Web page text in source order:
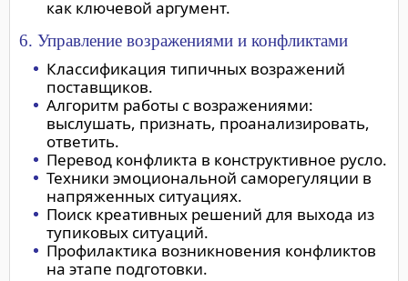
как ключевой аргумент.
6. Управление возражениями и конфликтами
Классификация типичных возражений
поставщиков.
Алгоритм работы с возражениями:
выслушать, признать, проанализировать,
ответить.
Перевод конфликта в конструктивное русло.
Техники эмоциональной саморегуляции в
напряженных ситуациях.
Поиск креативных решений для выхода из
тупиковых ситуаций.
Профилактика возникновения конфликтов
на этапе подготовки.